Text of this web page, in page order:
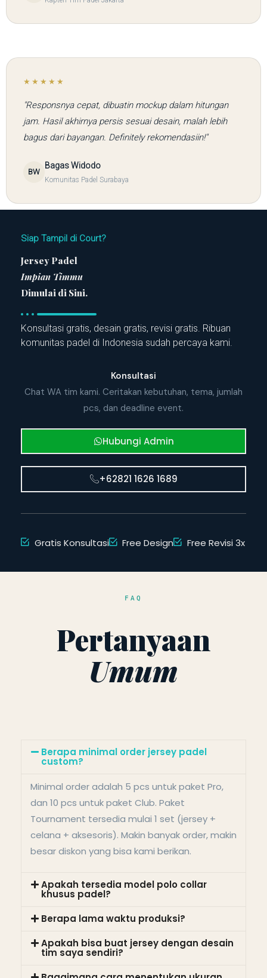
★★★★★
"Responsnya cepat, dibuatin mockup dalam hitungan
jam. Hasil akhirnya persis sesuai desain, malah lebih
bagus dari bayangan. Definitely rekomendasiin!"
BW
Bagas Widodo
Komunitas Padel Surabaya
Siap Tampil di Court?
Jersey Padel
Impian Timmu
Dimulai di Sini.
Konsultasi gratis, desain gratis, revisi gratis. Ribuan
komunitas padel di Indonesia sudah percaya kami.
Konsultasi
Chat WA tim kami. Ceritakan kebutuhan, tema, jumlah
pcs, dan deadline event.
Hubungi Admin
+62821 1626 1689
Gratis Konsultasi Free Design Free Revisi 3x
FAQ
Pertanyaan
Umum
Berapa minimal order jersey padel
custom?
Minimal order adalah 5 pcs untuk paket Pro,
dan 10 pcs untuk paket Club. Paket
Tournament tersedia mulai 1 set (jersey +
celana + aksesoris). Makin banyak order, makin
besar diskon yang bisa kami berikan.
Apakah tersedia model polo collar
khusus padel?
Berapa lama waktu produksi?
Apakah bisa buat jersey dengan desain
tim saya sendiri?